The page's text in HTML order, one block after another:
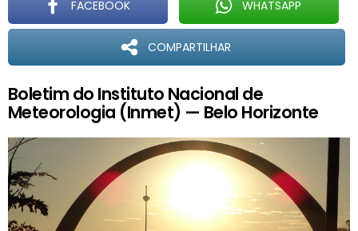
FACEBOOK WHATSAPP
COMPARTILHAR
Boletim do Instituto Nacional de
Meteorologia (Inmet) — Belo Horizonte